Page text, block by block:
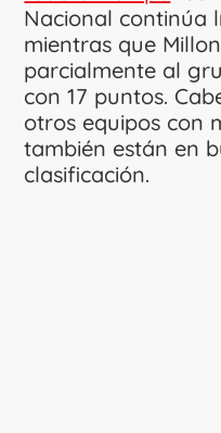
Nacional continúa
mientras que
parcialmente al
con 17 puntos.
otros equipos con
también están en
clasificación.